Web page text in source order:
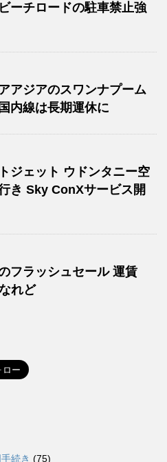
ーチロードの駐車禁止強
アジアのスワンナプーム
内線は長期運休に
ジェット ウドンタニー空
き Sky ConXサービス開
フラッシュセール 運賃
れど
続き (75)